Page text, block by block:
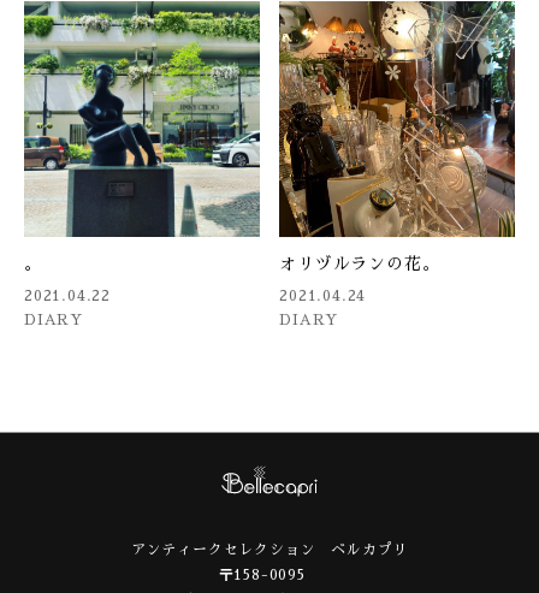
。
2021.04.22
DIARY
オリヅルランの花。
2021.04.24
DIARY
アンティークセレクション ベルカプリ
〒158-0095